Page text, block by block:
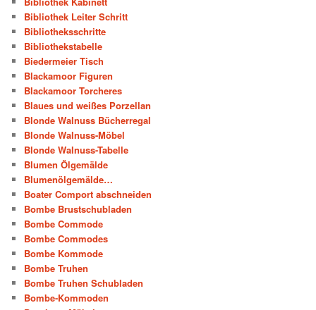
Bibliothek Leiter Schritt
Bibliotheksschritte
Bibliothekstabelle
Biedermeier Tisch
Blackamoor Figuren
Blackamoor Torcheres
Blaues und weißes Porzellan
Blonde Walnuss Bücherregal
Blonde Walnuss-Möbel
Blonde Walnuss-Tabelle
Blumen Ölgemälde
Blumenölgemälde…
Boater Comport abschneiden
Bombe Brustschubladen
Bombe Commode
Bombe Commodes
Bombe Kommode
Bombe Truhen
Bombe Truhen Schubladen
Bombe-Kommoden